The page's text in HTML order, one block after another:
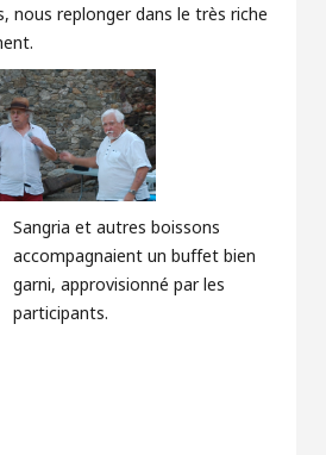
nous replonger dans le très riche
Sangria et autres boissons
accompagnaient un buffet bien
garni, approvisionné par les
participants.